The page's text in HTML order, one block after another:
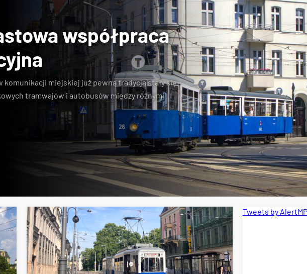
współpraca
komunikacji miejskiej już pewną tradycją stały się
tramwajów i autobusów między różnymi
specjalne Wrocławskie Linie Turystyczne MPK Kraków
Tweets by